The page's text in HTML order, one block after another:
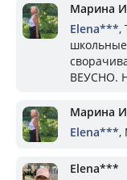
Марина
Elena***,
ВЕУСНО.
Марина
Elena***,
Elena***